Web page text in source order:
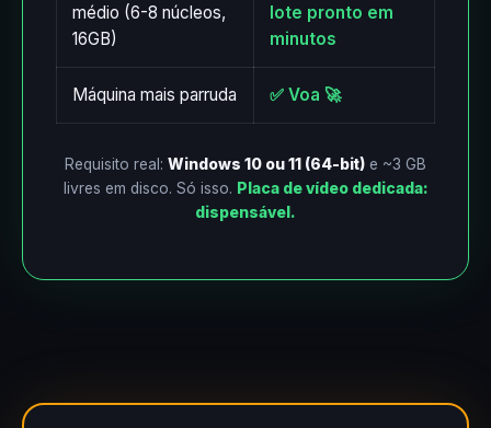
médio (6-8 núcleos,
16GB)
lote pronto em
minutos
Máquina mais parruda ✅ Voa 🚀
Requisito real: Windows 10 ou 11 (64-bit) e ~3 GB
livres em disco. Só isso. Placa de vídeo dedicada:
dispensável.